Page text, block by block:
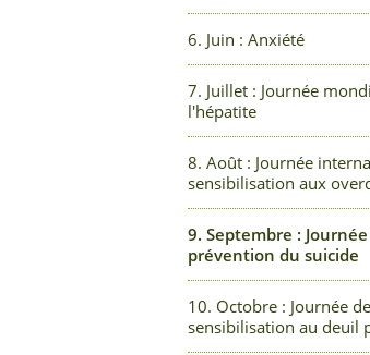
6. Juin : Anxiété
7. Juillet : Journée
l'hépatite
8. Août : Journée
sensibilisation aux
9. Septembre :
prévention du suicide
10. Octobre : Journée
sensibilisation au deuil